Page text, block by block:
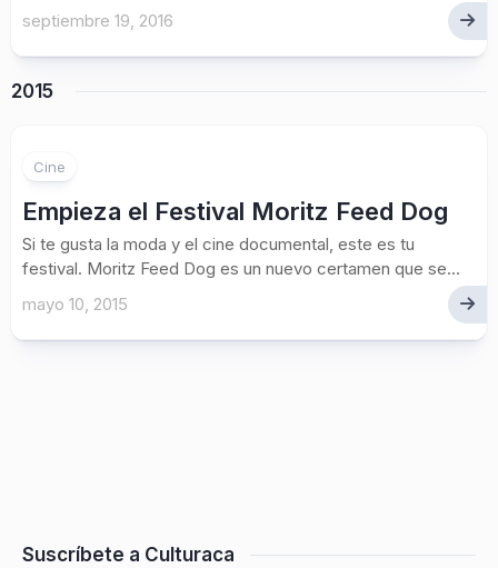
septiembre 19, 2016
2015
Cine
Empieza el Festival Moritz Feed Dog
Si te gusta la moda y el cine documental, este es tu
festival. Moritz Feed Dog es un nuevo certamen que se...
mayo 10, 2015
Suscríbete a Culturaca